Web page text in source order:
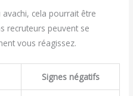
cela pourrait être
recruteurs peuvent se
vous réagissez.
Signes négatifs